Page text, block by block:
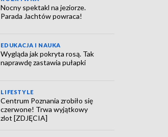
Nocny spektakl na jeziorze.
Parada Jachtów powraca!
EDUKACJA I NAUKA
Wygląda jak pokryta rosą. Tak
naprawdę zastawia pułapki
LIFESTYLE
Centrum Poznania zrobiło się
czerwone! Trwa wyjątkowy
zlot [ZDJĘCIA]